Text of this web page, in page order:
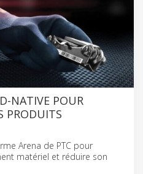
NATIVE POUR
PRODUITS
Arena de PTC pour
matériel et réduire son